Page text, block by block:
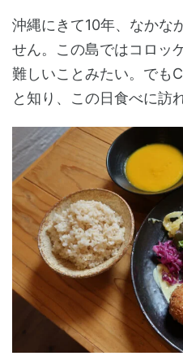
沖縄にきて10年、なかな
せん。この島ではコロッ
難しいことみたい。でも
と知り、この日食べに訪